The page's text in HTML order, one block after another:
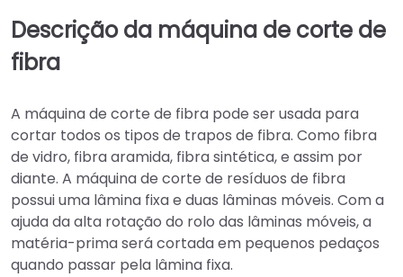
Descrição da máquina de corte de
fibra
A máquina de corte de fibra pode ser usada para
cortar todos os tipos de trapos de fibra. Como fibra
de vidro, fibra aramida, fibra sintética, e assim por
diante. A máquina de corte de resíduos de fibra
possui uma lâmina fixa e duas lâminas móveis. Com a
ajuda da alta rotação do rolo das lâminas móveis, a
matéria-prima será cortada em pequenos pedaços
quando passar pela lâmina fixa.